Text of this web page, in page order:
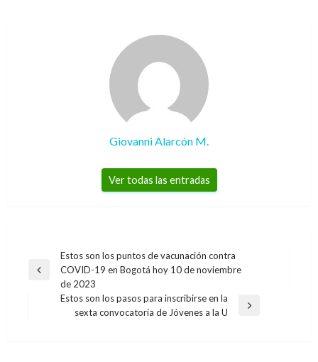
Giovanni Alarcón M.
Ver todas las entradas
Navegación
de
entradas
Entrada
Estos son los puntos de vacunación contra
COVID-19 en Bogotá hoy 10 de noviembre
de 2023
Estos son los pasos para inscribirse en la
sexta convocatoria de Jóvenes a la U